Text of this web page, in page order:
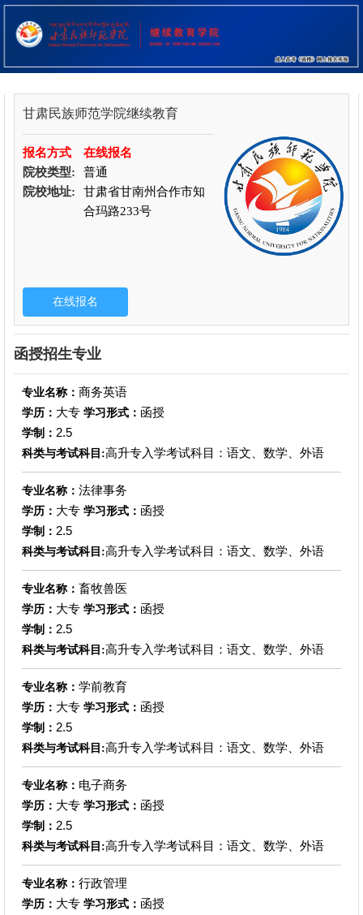
甘肃民族师范学院继续教育
报名方式
在线报名
院校类型:
普通
院校地址:
甘肃省甘南州合作市知
合玛路233号
函授招生专业
专业名称： 商务英语
学历： 大专 学习形式： 函授
学制： 2.5
科类与考试科目:高升专入学考试科目：语文、数学、外语
专业名称： 法律事务
学历： 大专 学习形式： 函授
学制： 2.5
科类与考试科目:高升专入学考试科目：语文、数学、外语
专业名称： 畜牧兽医
学历： 大专 学习形式： 函授
学制： 2.5
科类与考试科目:高升专入学考试科目：语文、数学、外语
专业名称： 学前教育
学历： 大专 学习形式： 函授
学制： 2.5
科类与考试科目:高升专入学考试科目：语文、数学、外语
专业名称： 电子商务
学历： 大专 学习形式： 函授
学制： 2.5
科类与考试科目:高升专入学考试科目：语文、数学、外语
专业名称： 行政管理
学历： 大专 学习形式： 函授